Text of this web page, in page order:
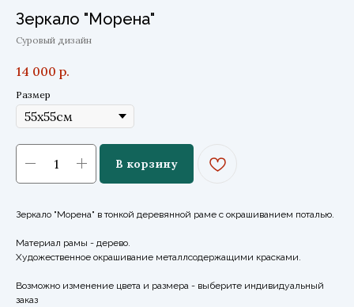
Зеркало "Морена"
Суровый дизайн
14 000 р.
Размер
В корзину
Зеркало "Морена" в тонкой деревянной раме с окрашиванием поталью.
Материал рамы - дерево.
Художественное окрашивание металлсодержащими красками.
Возможно изменение цвета и размера - выберите индивидуальный
заказ